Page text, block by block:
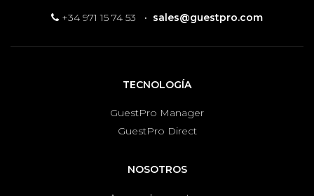
+34 971 15 74 53 · sales@guestpro.com
TECNOLOGÍA
GuestPro Manager
GuestPro Direct
NOSOTROS